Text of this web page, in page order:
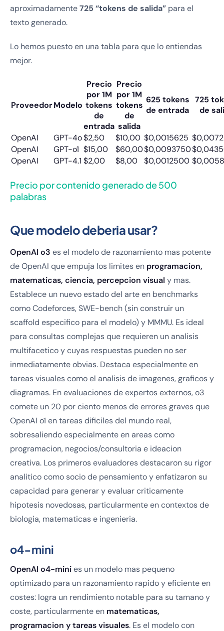
aproximadamente725 “tokens de salida” para el
texto generado.
Lo hemos puesto en una tabla para que lo entiendas
mejor.
ProveedorModelo
Precio
por 1M
tokens
de
entrada
Precio
por 1M
tokens
de
salida
625 tokens
de entrada
725
de
OpenAI GPT-4o$2,50 $10,00 $0,0015625
OpenAI
GPT-o1 $15,00 $60,00$0,0093750
OpenAI
GPT-4.1 $2,00 $8,00 $0,0012500
Precio por contenido generado de 500
palabras
Que modelo deberia usar?
OpenAI o3 es el modelo de razonamiento mas potente
de OpenAI que empuja los limites en programacion,
matematicas, ciencia, percepcion visual y mas.
Establece un nuevo estado del arte en benchmarks
como Codeforces, SWE-bench (sin construir un
scaffold especifico para el modelo) y MMMU. Es ideal
para consultas complejas que requieren un analisis
multifacetico y cuyas respuestas pueden no ser
inmediatamente obvias. Destaca especialmente en
tareas visuales como el analisis de imagenes, graficos y
diagramas. En evaluaciones de expertos externos, o3
comete un 20 por ciento menos de errores graves que
OpenAI o1 en tareas dificiles del mundo real,
sobresaliendo especialmente en areas como
programacion, negocios/consultoria e ideacion
creativa. Los primeros evaluadores destacaron su rigor
analitico como socio de pensamiento y enfatizaron su
capacidad para generar y evaluar criticamente
hipotesis novedosas, particularmente en contextos de
biologia, matematicas e ingenieria.
o4-mini
OpenAI o4-minies un modelo mas pequeno
optimizado para un razonamiento rapido y eficiente en
costes: logra un rendimiento notable para su tamano y
coste, particularmente en matematicas,
programacion y tareas visuales. Es el modelo con